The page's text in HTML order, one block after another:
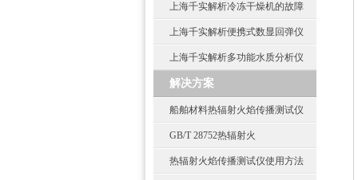
上海千实解析冷冻干燥机的故障
上海千实解析便携式数显回弹仪
上海千实解析多功能水质分析仪
解决方案
船舶材料热辐射火焰传播测试仪
GB/T 28752热辐射火
热辐射火焰传播测试仪使用方法